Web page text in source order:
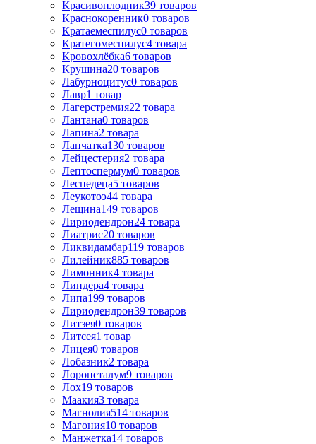
Красивоплодник39 товаров
Краснокоренник0 товаров
Кратаемеспилус0 товаров
Кратегомеспилус4 товара
Кровохлёбка6 товаров
Крушина20 товаров
Лабурноцитус0 товаров
Лавр1 товар
Лагерстремия22 товара
Лантана0 товаров
Лапина2 товара
Лапчатка130 товаров
Лейцестерия2 товара
Лептоспермум0 товаров
Леспедеца5 товаров
Леукотоэ44 товара
Лещина149 товаров
Лиpиодендpон24 товара
Лиатрис20 товаров
Ликвидамбар119 товаров
Лилейник885 товаров
Лимонник4 товара
Линдера4 товара
Липа199 товаров
Лириодендрон39 товаров
Литзея0 товаров
Литсея1 товар
Лицея0 товаров
Лобазник2 товара
Лоропеталум9 товаров
Лох19 товаров
Маакия3 товара
Магнолия514 товаров
Магония10 товаров
Манжетка14 товаров